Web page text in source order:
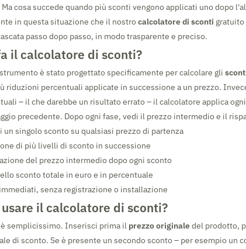
cosa succede quando più sconti vengono applicati uno dopo
in questa situazione che il nostrocalcolatore di sconti gratuito
passo dopo passo, in modo trasparente e preciso.
il calcolatore di sconti?
è stato progettato specificamente per calcolare gli
riduzioni percentuali applicate in successione a un prezzo.
– il che darebbe un risultato errato – il calcolatore applica
precedente. Dopo ogni fase, vedi il prezzo intermedio e il
un singolo sconto su qualsiasi prezzo di partenza
di più livelli di sconto in successione
del prezzo intermedio dopo ogni sconto
sconto totale in euro e in percentuale
senza registrazione o installazione
usare il calcolatore di sconti?
semplicissimo. Inserisci prima il prezzo originaledel prodotto,
di sconto. Se è presente un secondo sconto – per esempio un